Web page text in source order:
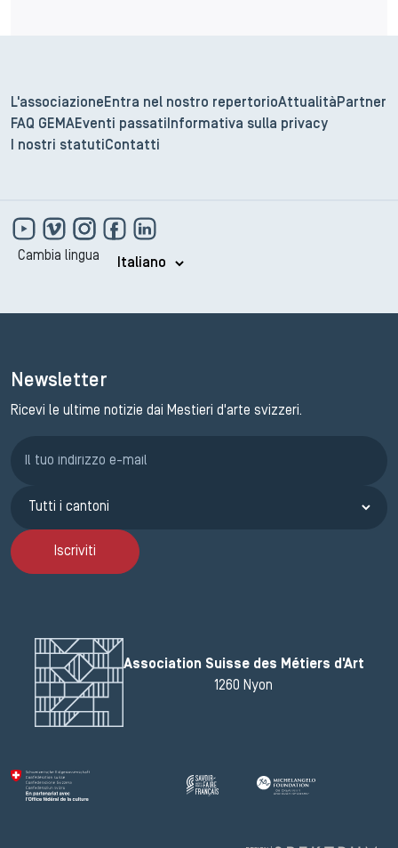
L'associazione Entra nel nostro repertorioAttualità Partner
FAQ GEMAEventi passati
Informativa sulla privacy
I nostri statuti Contatti
Cambia lingua
Newsletter
Ricevi le ultime notizie dai Mestieri d'arte svizzeri.
Iscriviti
Association Suisse des Métiers d'Art
1260 Nyon